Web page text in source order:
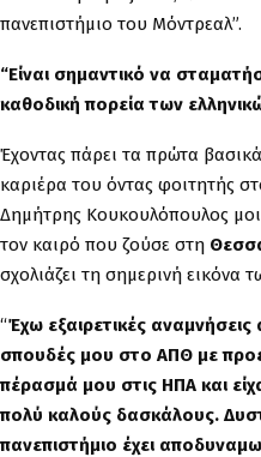
πανεπιστήμιο του Μόντρεαλ”.
“Είναι σημαντικό να
καθοδική πορεία των
Έχοντας πάρει τα πρώτα
καριέρα του όντας φοιτητής
Δημήτρης Κουκουλόπουλος
τον καιρό που ζούσε στη
σχολιάζει τη σημερινή εικόνα
“Έχω εξαιρετικές
σπουδές μου στο ΑΠΘ με
πέρασμά μου στις ΗΠΑ και
πολύ καλούς δασκάλους.
πανεπιστήμιο έχει